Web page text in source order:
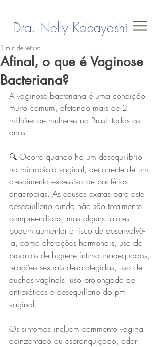
Dra. Nelly Kobayashi
Afinal, o que é Vaginose
Bacteriana?
1 min de leitura
A vaginose bacteriana é uma condição
muito comum, afetando mais de 2
milhões de mulheres no Brasil todos os
anos.
🔍 Ocorre quando há um desequilíbrio
na microbiota vaginal, decorrente de um
crescimento excessivo de bactérias
anaeróbias. As causas exatas para este
desequilíbrio ainda não são totalmente
compreendidas, mas alguns fatores
podem aumentar o risco de desenvolvê-
la, como alterações hormonais, uso de
produtos de higiene íntima inadequados,
relações sexuais desprotegidas, uso de
duchas vaginais, uso prolongado de
antibióticos e desequilíbrio do pH
vaginal.
Os sintomas incluem corrimento vaginal
acinzentado ou esbranquiçado, odor